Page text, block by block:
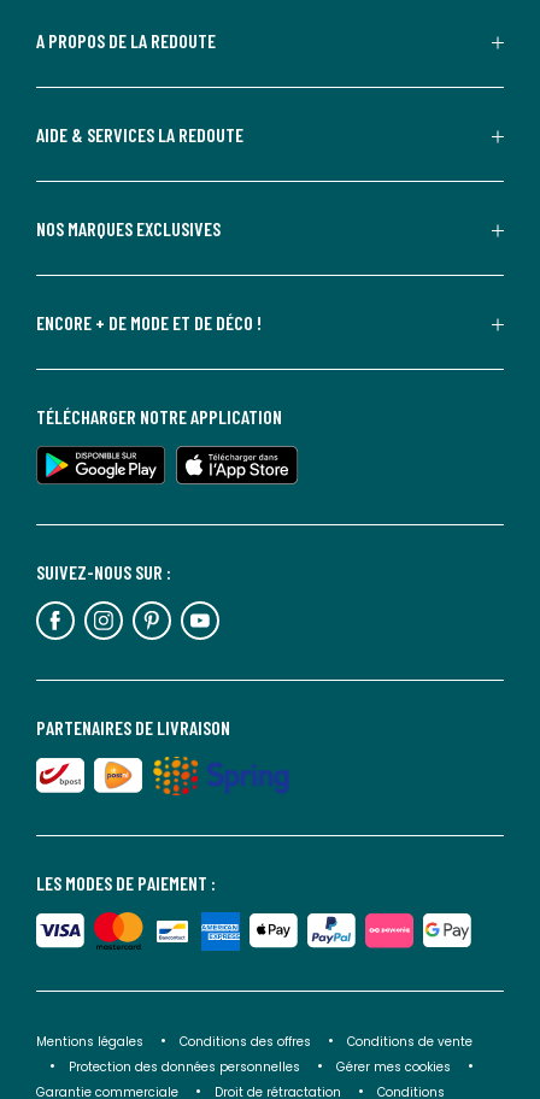
A PROPOS DE LA REDOUTE
AIDE & SERVICES LA REDOUTE
NOS MARQUES EXCLUSIVES
ENCORE + DE MODE ET DE DÉCO !
LES MODES DE PAIEMENT :
PARTENAIRES DE LIVRAISON
SUIVEZ-NOUS SUR :
TÉLÉCHARGER NOTRE APPLICATION
Mentions légales Conditions des offres
Conditions de vente
Protection des données personnelles
Gérer mes cookies
Garantie commerciale
Droit de rétractation Conditions